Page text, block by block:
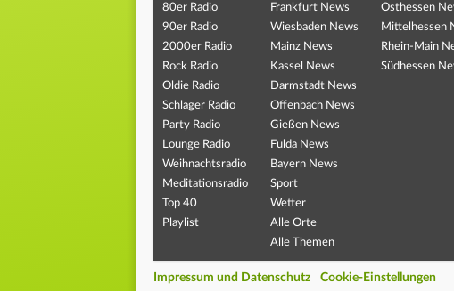
80er Radio
90er Radio
2000er Radio
Rock Radio
Oldie Radio
Schlager Radio
Party Radio
Lounge Radio
Weihnachtsradio
Meditationsradio
Top 40
Playlist
Frankfurt News
Wiesbaden News
Mainz News
Kassel News
Darmstadt News
Offenbach News
Gießen News
Fulda News
Bayern News
Sport
Wetter
Alle Orte
Alle Themen
Osthessen
Mittelhessen
Rhein-Main
Südhessen
Impressum und Datenschutz Cookie-Einstellungen